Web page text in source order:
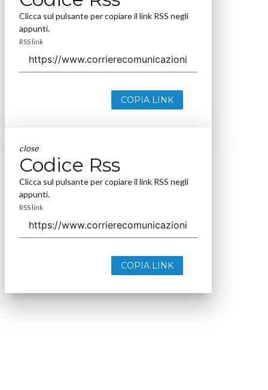
Clicca sul pulsante per copiare il link RSS negli
appunti.
RSS link
COPIA LINK
close
Codice Rss
Clicca sul pulsante per copiare il link RSS negli
appunti.
RSS link
COPIA LINK